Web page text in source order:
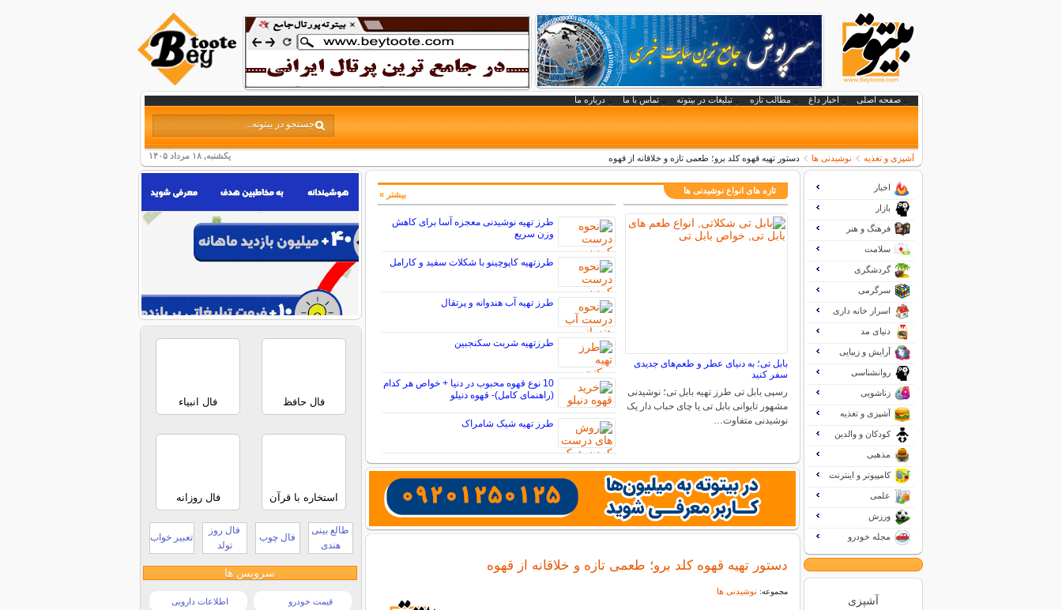
صفحه اصلی اخبار داغ مطالب تازه تبلیغات در بیتوته تماس با ما درباره ما
یکشنبه, ۱۸ مرداد ۱۴۰۵ آشپزی و تغذیه نوشیدنی ها دستور تهیه قهوه کلد برو؛ طعمی تازه و خلاقانه از قهوه
تازه های انواع نوشیدنی ها
بابل تی؛ به دنیای عطر و طعم‌های جدیدی
سفر کنید
رسپی بابل تی طرز تهیه بابل تی؛ نوشیدنی
مشهور تایوانی بابل تی یا چای حباب دار یک
نوشیدنی متفاوت…
طرز تهیه نوشیدنی معجزه آسا برای کاهش
وزن سریع
طرزتهیه کاپوچینو با شکلات سفید و کارامل
طرز تهیه آب هندوانه و پرتقال
طرزتهیه شربت سکنجبین
10 نوع قهوه محبوب در دنیا + خواص هر کدام
(راهنمای کامل)- قهوه دنیلو
طرز تهیه شیک شامراک
بیشتر »
دستور تهیه قهوه کلد برو؛ طعمی تازه و خلاقانه از قهوه
مجموعه: نوشیدنی ها
اخبار
بازار
فرهنگ و هنر
سلامت
گردشگری
سرگرمی
اسرار خانه داری
دنیای مد
آرایش و زیبایی
روانشناسی
زناشویی
آشپزی و تغذیه
کودکان و والدین
مذهبی
کامپیوتر و اینترنت
علمی
ورزش
مجله خودرو
آشپزی
فال حافظ فال انبیاء
استخاره با قرآن فال روزانه
طالع بینی
هندی
فال چوب
فال روز
تولد
تعبیر خواب
سرویس ها
قیمت خودرو اطلاعات دارویی